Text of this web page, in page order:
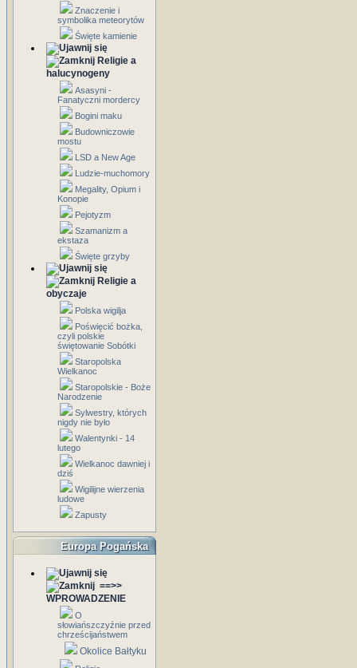
Znaczenie i
symbolika meteorytów
Święte kamienie
Religie a
halucynogeny
Asasyni -
Fanatyczni mordercy
Bogini maku
Budowniczowie
mostu
LSD a New Age
Ludzie-muchomory
Megality, Opium i
Konopie
Pejotyzm
Szamanizm a
ekstaza
Święte grzyby
Religie a
obyczaje
Polska wigilja
Poświęcić bożka,
czyli polskie
świętowanie Sobótki
Staropolska
Wielkanoc
Staropolskie - Boże
Narodzenie
Sylwestry, których
nigdy nie było
Walentynki - 14
lutego
Wielkanoc dawniej i
dziś
Wigilijne wierzenia
ludowe
Zapusty
Europa Pogańska
==>>
WPROWADZENIE
O
słowiańszczyźnie przed
chrześcijaństwem
Okolice Bałtyku